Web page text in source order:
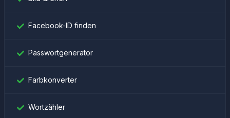
Facebook-ID finden
Passwortgenerator
Farbkonverter
Wortzähler